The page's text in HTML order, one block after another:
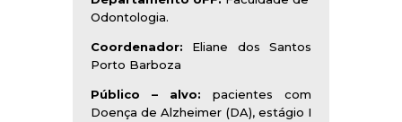
Odontologia.
Coordenador: Eliane dos Santos
Porto Barboza
Público – alvo: pacientes com
Doença de Alzheimer (DA), estágio I